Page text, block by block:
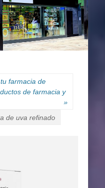
farmacia de
de farmacia y
»
de uva refinado